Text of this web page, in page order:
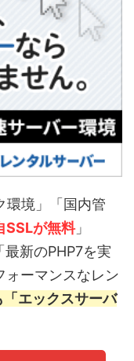
環境」「国内管
SSLが無料」
新のPHP7を実
ォーマンスなレン
エックスサーバ